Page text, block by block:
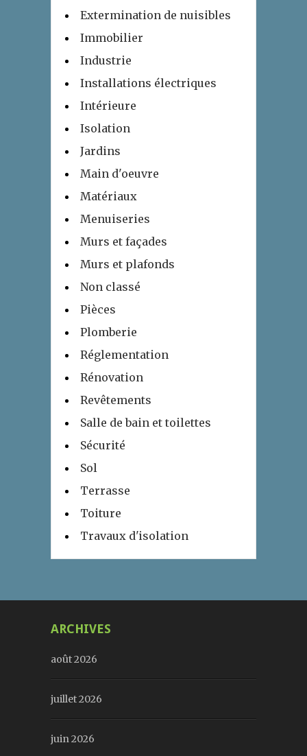
Extermination de nuisibles
Immobilier
Industrie
Installations électriques
Intérieure
Isolation
Jardins
Main d'oeuvre
Matériaux
Menuiseries
Murs et façades
Murs et plafonds
Non classé
Pièces
Plomberie
Réglementation
Rénovation
Revêtements
Salle de bain et toilettes
Sécurité
Sol
Terrasse
Toiture
Travaux d'isolation
ARCHIVES
août 2026
juillet 2026
juin 2026